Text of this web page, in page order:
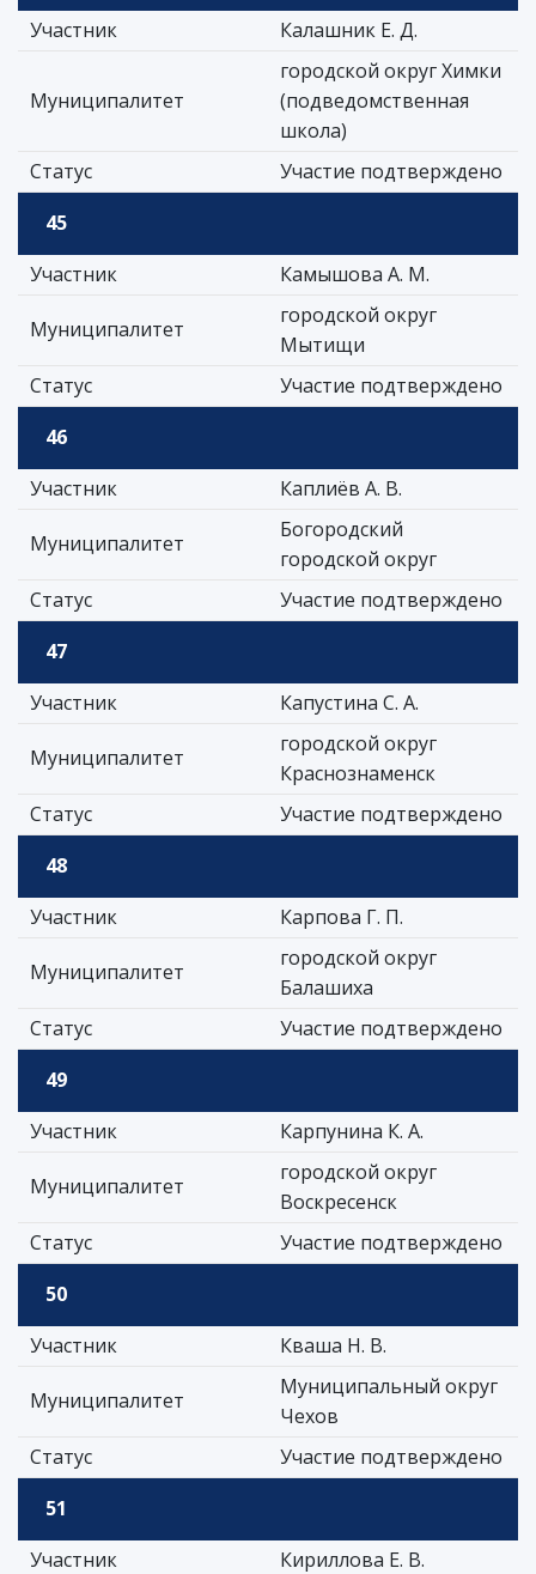
Участник
Калашник Е. Д.
Муниципалитет
городской округ Химки
(подведомственная
школа)
Статус
Участие подтверждено
45
Участник
Камышова А. М.
Муниципалитет
городской округ
Мытищи
Статус
Участие подтверждено
46
Участник
Каплиёв А. В.
Муниципалитет
Богородский
городской округ
Статус
Участие подтверждено
47
Участник
Капустина С. А.
Муниципалитет
городской округ
Краснознаменск
Статус
Участие подтверждено
48
Участник
Карпова Г. П.
Муниципалитет
городской округ
Балашиха
Статус
Участие подтверждено
49
Участник
Карпунина К. А.
Муниципалитет
городской округ
Воскресенск
Статус
Участие подтверждено
50
Участник
Кваша Н. В.
Муниципалитет
Муниципальный округ
Чехов
Статус
Участие подтверждено
51
Участник
Кириллова Е. В.